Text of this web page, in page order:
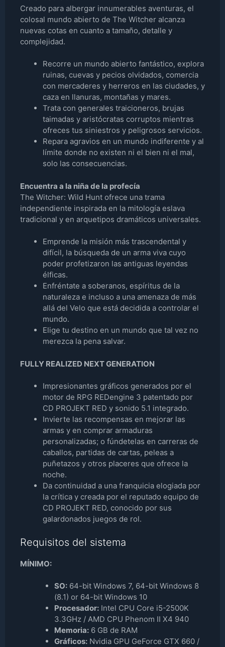
Creado para albergar innumerables aventuras, el
colosal mundo abierto de The Witcher alcanza
nuevas cotas en cuanto a tamaño, detalle y
complejidad.
Recorre un mundo abierto fantástico, explora
ruinas, cuevas y pecios olvidados, comercia
con mercaderes y herreros en las ciudades, y
caza en llanuras, montañas y mares.
Trata con generales traicioneros, brujas
taimadas y aristócratas corruptos mientras
ofreces tus siniestros y peligrosos servicios.
Repara agravios en un mundo indiferente y al
límite donde no existen ni el bien ni el mal,
solo las consecuencias.
Encuentra a la niña de la profecía
The Witcher: Wild Hunt ofrece una trama
independiente inspirada en la mitología eslava
tradicional y en arquetipos dramáticos universales.
Emprende la misión más trascendental y
difícil, la búsqueda de un arma viva cuyo
poder profetizaron las antiguas leyendas
élficas.
Enfréntate a soberanos, espíritus de la
naturaleza e incluso a una amenaza de más
allá del Velo que está decidida a controlar el
mundo.
Elige tu destino en un mundo que tal vez no
merezca la pena salvar.
FULLY REALIZED NEXT GENERATION
Impresionantes gráficos generados por el
motor de RPG REDengine 3 patentado por
CD PROJEKT RED y sonido 5.1 integrado.
Invierte las recompensas en mejorar las
armas y en comprar armaduras
personalizadas; o fúndetelas en carreras de
caballos, partidas de cartas, peleas a
puñetazos y otros placeres que ofrece la
noche.
Da continuidad a una franquicia elogiada por
la crítica y creada por el reputado equipo de
CD PROJEKT RED, conocido por sus
galardonados juegos de rol.
Requisitos del sistema
MÍNIMO:
SO:64-bit Windows 7, 64-bit Windows 8
(8.1) or 64-bit Windows 10
Procesador:Intel CPU Core i5-2500K
3.3GHz / AMD CPU Phenom II X4 940
Memoria:6 GB de RAM
Gráficos:Nvidia GPU GeForce GTX 660 /